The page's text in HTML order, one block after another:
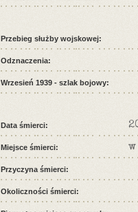
Przebieg służby wojskowej:
Odznaczenia:
Wrzesień 1939 - szlak bojowy:
Data śmierci:
Miejsce śmierci:
Przyczyna śmierci:
Okoliczności śmierci: